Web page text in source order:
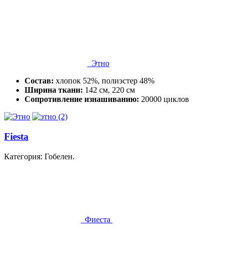
Этно
Состав: хлопок 52%, полиэстер 48%
Ширина ткани: 142 см, 220 см
Сопротивление изнашиванию: 20000 циклов
Fiesta
Категория: Гобелен.
Фиеста